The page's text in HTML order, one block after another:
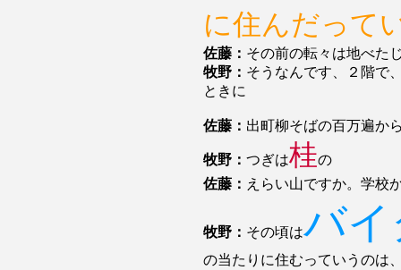
に住んだって
佐藤： その前の転々は地べた
牧野： そうなんです、２階で
ときに
佐藤： 出町柳そばの百万遍か
牧野： つぎは桂の
佐藤： えらい山ですか。学校
牧野： その頃はバイ
の当たりに住むっていうのは